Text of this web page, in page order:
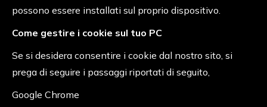
possono essere installati sul proprio dispositivo.
Come gestire i cookie sul tuo PC
Se si desidera consentire i cookie dal nostro sito, si
prega di seguire i passaggi riportati di seguito,
Google Chrome